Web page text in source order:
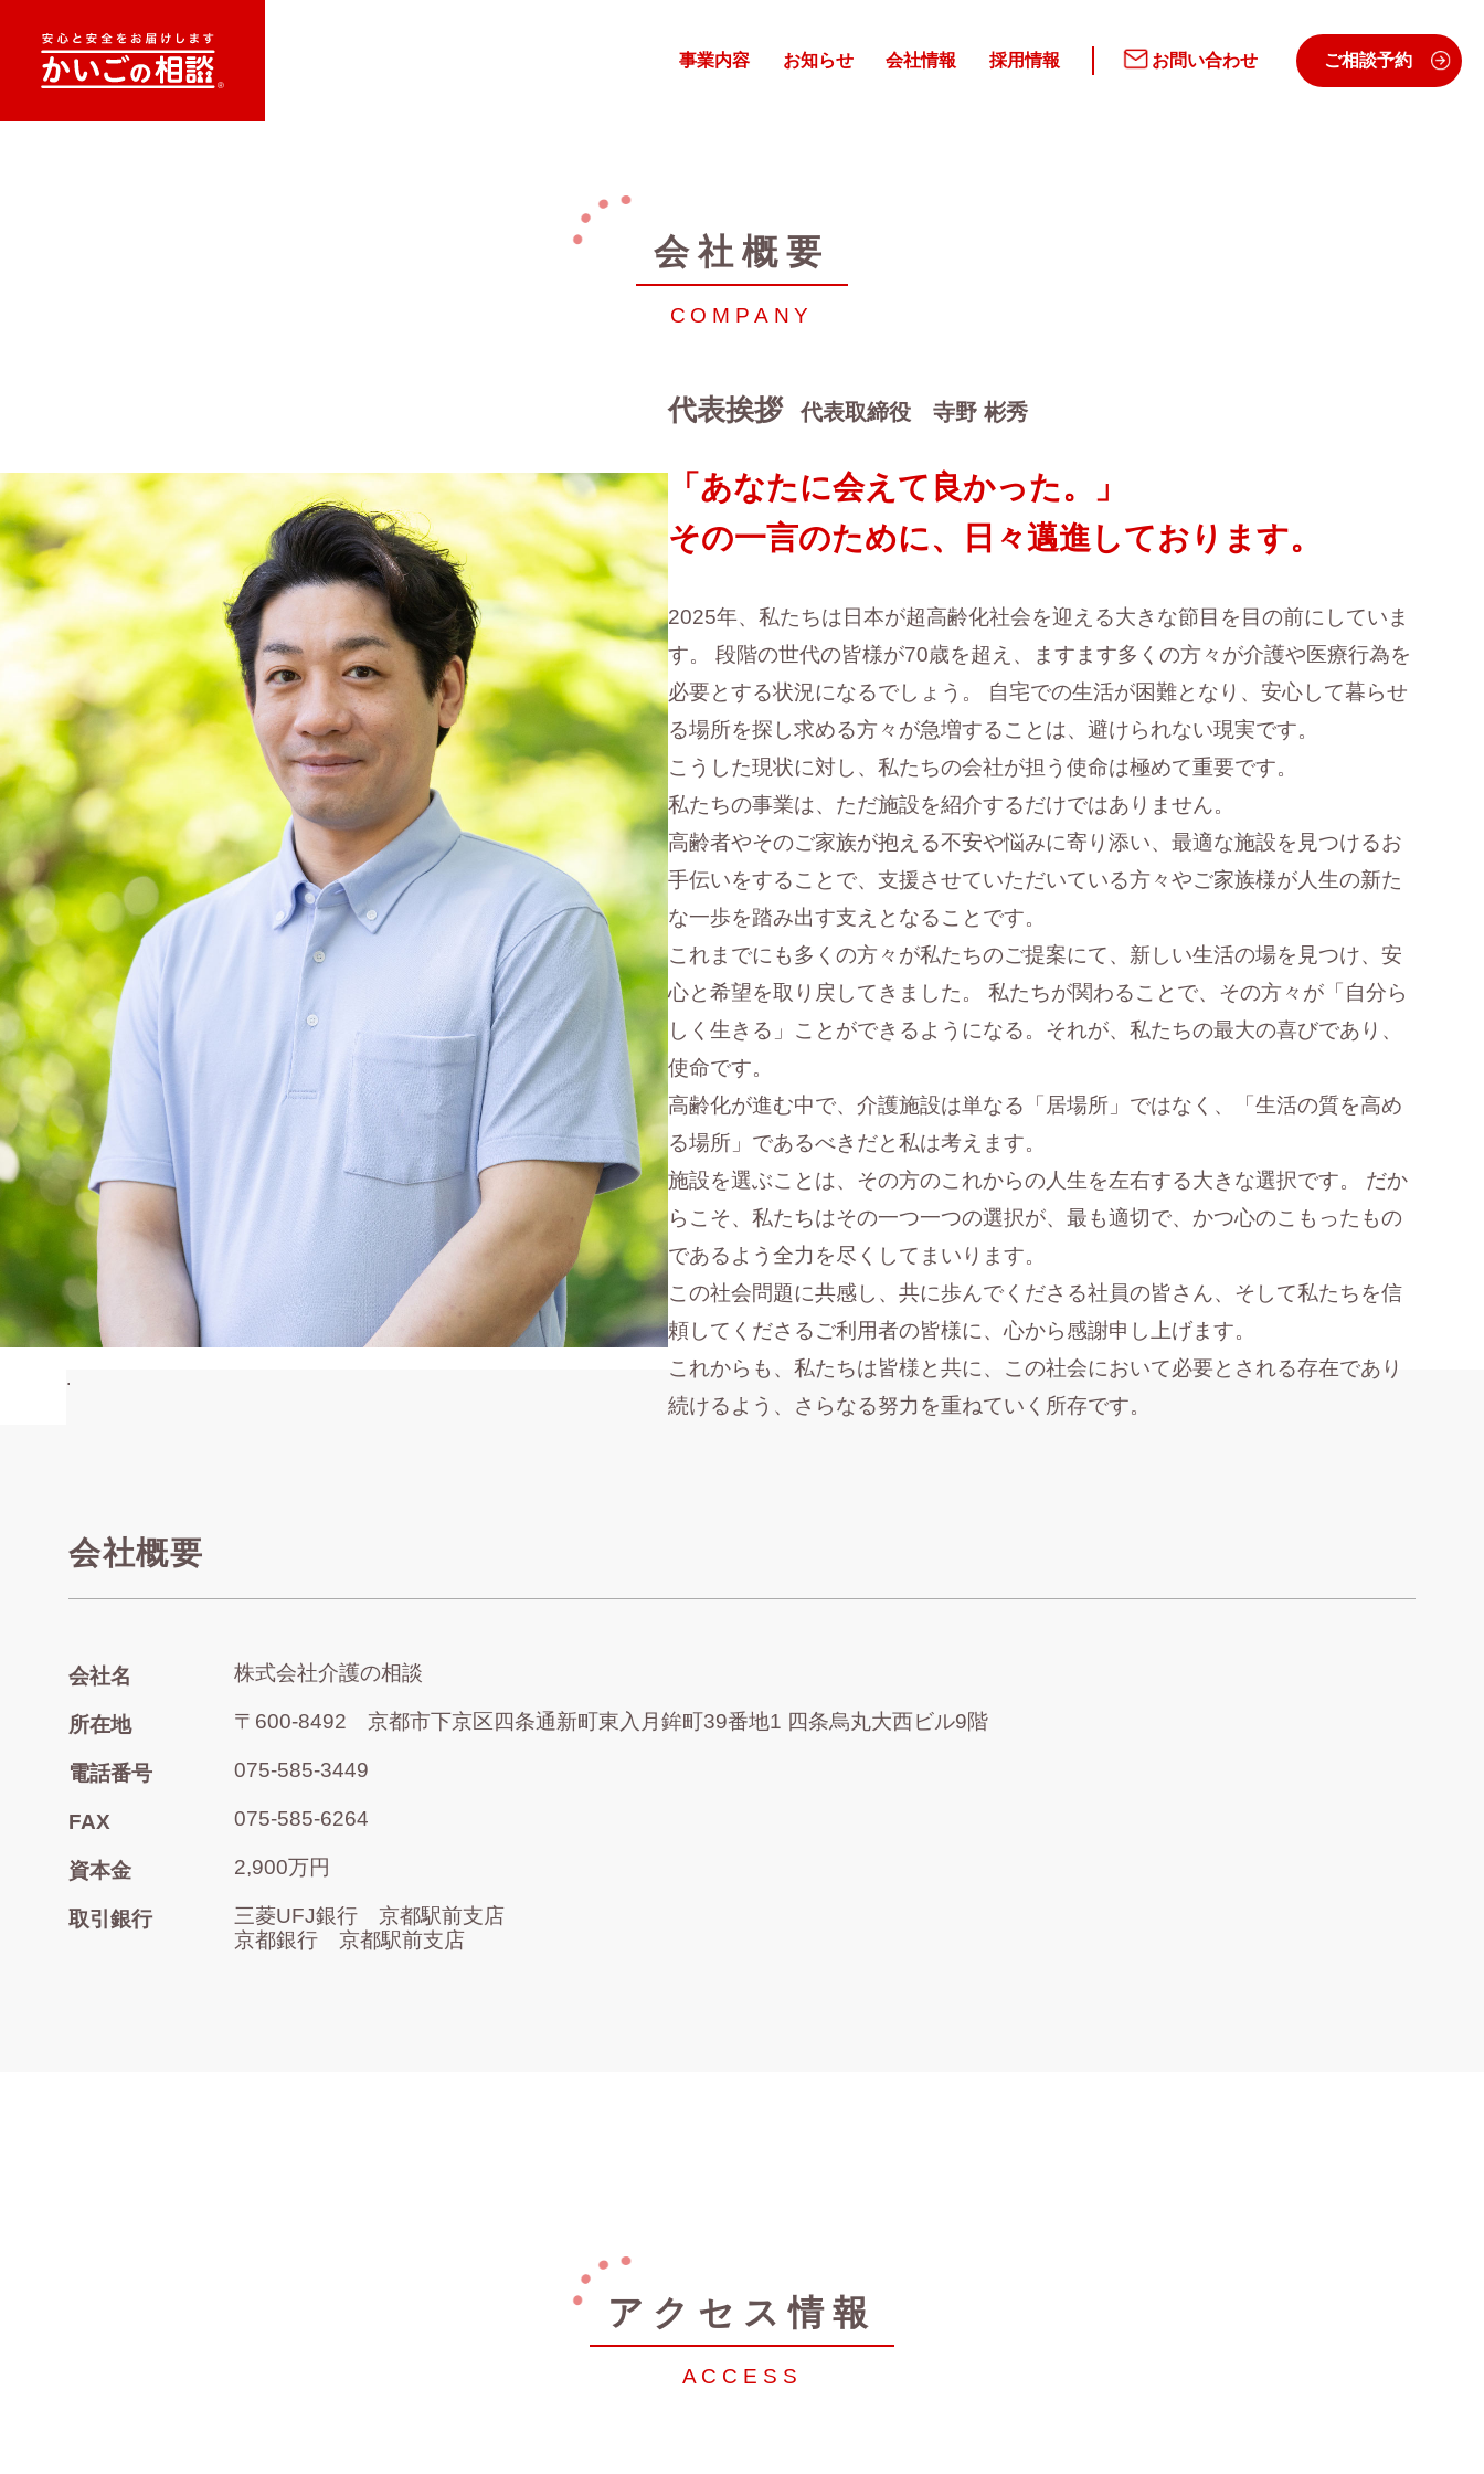
事業内容 お知らせ 会社情報 採用情報 お問い合わせ ご相談予約
会社概要
COMPANY
代表挨拶 代表取締役 寺野 彬秀
「あなたに会えて良かった。」
その一言のために、日々邁進しております。
2025年、私たちは日本が超高齢化社会を迎える大きな節目を目の前にしていま
す。 段階の世代の皆様が70歳を超え、ますます多くの方々が介護や医療行為を
必要とする状況になるでしょう。 自宅での生活が困難となり、安心して暮らせ
る場所を探し求める方々が急増することは、避けられない現実です。
こうした現状に対し、私たちの会社が担う使命は極めて重要です。
私たちの事業は、ただ施設を紹介するだけではありません。
高齢者やそのご家族が抱える不安や悩みに寄り添い、最適な施設を見つけるお
手伝いをすることで、支援させていただいている方々やご家族様が人生の新た
な一歩を踏み出す支えとなることです。
これまでにも多くの方々が私たちのご提案にて、新しい生活の場を見つけ、安
心と希望を取り戻してきました。 私たちが関わることで、その方々が「自分ら
しく生きる」ことができるようになる。それが、私たちの最大の喜びであり、
使命です。
高齢化が進む中で、介護施設は単なる「居場所」ではなく、「生活の質を高め
る場所」であるべきだと私は考えます。
施設を選ぶことは、その方のこれからの人生を左右する大きな選択です。 だか
らこそ、私たちはその一つ一つの選択が、最も適切で、かつ心のこもったもの
であるよう全力を尽くしてまいります。
この社会問題に共感し、共に歩んでくださる社員の皆さん、そして私たちを信
頼してくださるご利用者の皆様に、心から感謝申し上げます。
これからも、私たちは皆様と共に、この社会において必要とされる存在であり
続けるよう、さらなる努力を重ねていく所存です。
会社概要
会社名 株式会社介護の相談
所在地 〒600-8492 京都市下京区四条通新町東入月鉾町39番地1 四条烏丸大西ビル9階
電話番号 075-585-3449
FAX 075-585-6264
資本金 2,900万円
取引銀行
三菱UFJ銀行 京都駅前支店
京都銀行 京都駅前支店
アクセス情報
ACCESS